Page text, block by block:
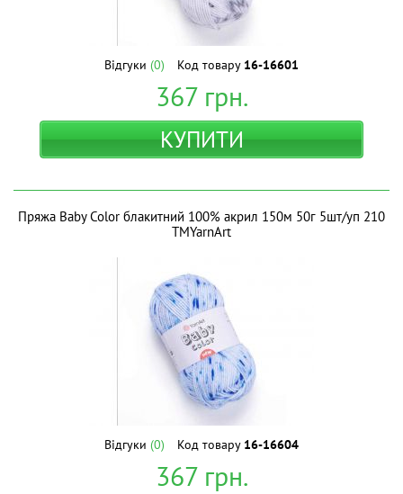
Відгуки (0) Код товару 16-16601
367грн.
КУПИТИ
Пряжа Baby Color блакитний 100% акрил 150м 50г 5шт/уп 210
ТМYarnArt
Відгуки (0) Код товару 16-16604
367грн.